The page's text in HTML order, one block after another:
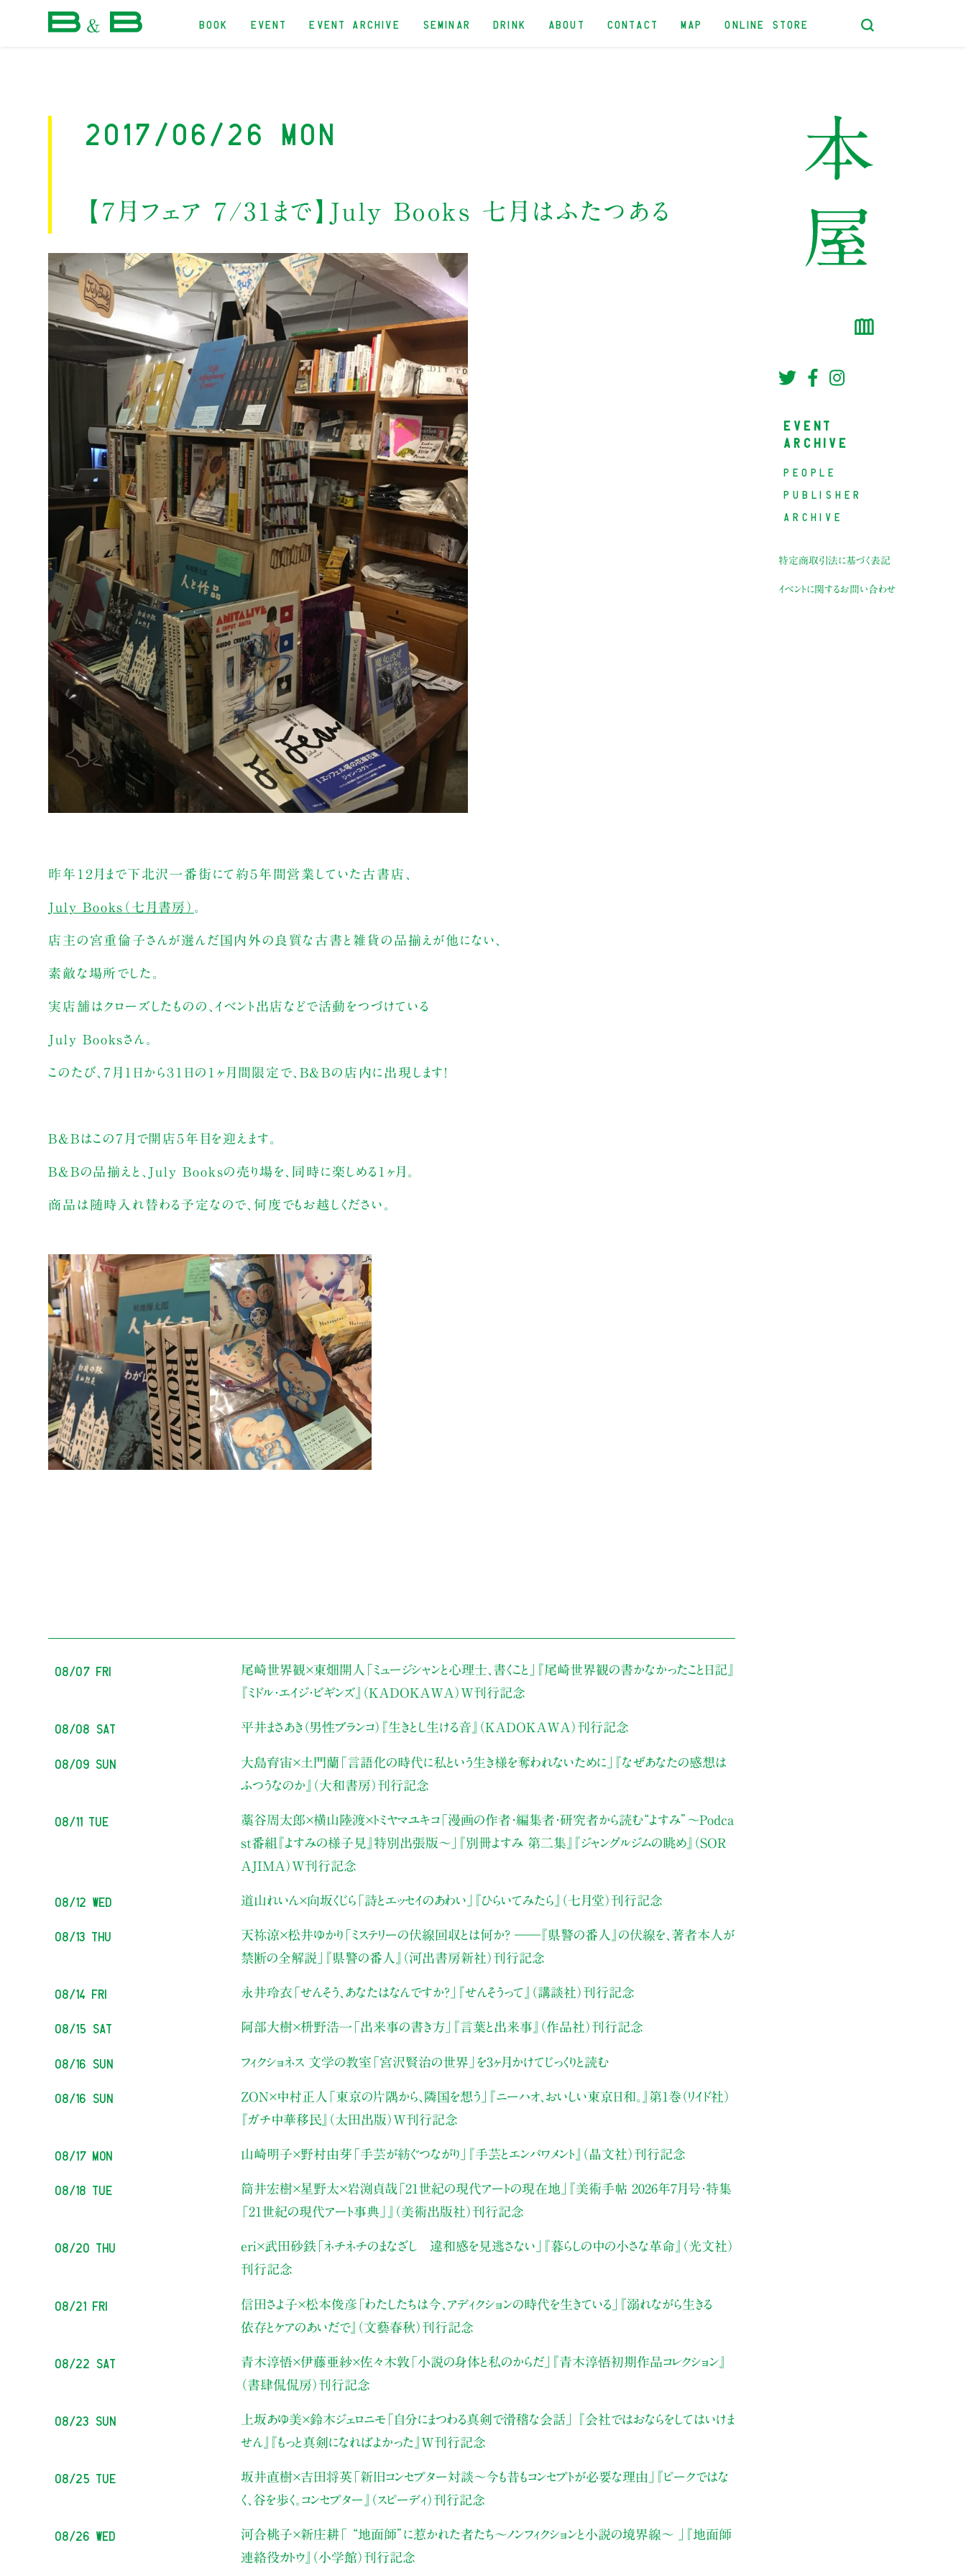
BOOK EVENT EVENT ARCHIVE SEMINAR DRINK ABOUT CONTACT MAP ONLINE STORE
2017/06/26 Mon
【７月フェア 7/31まで】July Books 七月はふたつある
昨年１２月まで下北沢一番街にて約５年間営業していた古書店、
July Books（七月書房） 。
店主の宮重倫子さんが選んだ国内外の良質な古書と雑貨の品揃えが他にない、
素敵な場所でした。
実店舗はクローズしたものの、イベント出店などで活動をつづけている
July Booksさん。
このたび、７月１日から３１日の１ヶ月間限定で、B&Bの店内に出現します！
B&Bはこの７月で開店５年目を迎えます。
B&Bの品揃えと、July Booksの売り場を、同時に楽しめる１ヶ月。
商品は随時入れ替わる予定なので、何度でもお越しください。
08/07 Fri 尾崎世界観×東畑開人 「ミュージシャンと心理士、書くこと」
『尾崎世界観の書かなかったこと日記』
『ミドル・エイジ・ビギンズ』（KADOKAWA）W刊行記念
08/08 Sat 平井まさあき（男性ブランコ） 『生きとし生ける音』（KADOKAWA）刊行記念
08/09 Sun 大島育宙×土門蘭 「言語化の時代に私という生き様を奪われないために」
『なぜあなたの感想は
ふつうなのか』（大和書房）刊行記念
08/11 Tue 藁谷周太郎×横山陸渡×トミヤマユキコ「漫画の作者・編集者・研究者から読む“よすみ” 〜Podca
st番組『よすみの様子見』特別出張版〜」
『別冊よすみ 第二集』『ジャングルジムの眺め』（SOR
AJIMA）W刊行記念
08/12 Wed 道山れいん×向坂くじら 「詩とエッセイのあわい」 『ひらいてみたら』（七月堂）刊行記念
08/13 Thu 天祢涼×松井ゆかり 「ミステリーの伏線回収とは何か？ ――『県警の番人』の伏線を、著者本人が
禁断の全解説」
『県警の番人』（河出書房新社）刊行記念
08/14 Fri 永井玲衣 「せんそう、あなたはなんですか？」 『せんそうって』（講談社）刊行記念
08/15 Sat 阿部大樹×枡野浩一 「出来事の書き方」 『言葉と出来事』（作品社）刊行記念
08/16 Sun フィクショネス 文学の教室 「宮沢賢治の世界」を3ヶ月かけてじっくりと読む
08/16 Sun ZON×中村正人 「東京の片隅から、隣国を想う」
『ニーハオ、おいしい東京日和。』第1巻（リイド社）
『ガチ中華移民』（太田出版）W刊行記念
08/17 Mon 山崎明子×野村由芽 「手芸が紡ぐつながり」 『手芸とエンパワメント』（晶文社）刊行記念
08/18 Tue 筒井宏樹×星野太×岩渕貞哉 「21世紀の現代アートの現在地」 『美術手帖 2026年7月号・特集
「21世紀の現代アート事典」』（美術出版社）刊行記念
08/20 Thu eri×武田砂鉄「ネチネチのまなざし 違和感を見逃さない」
『暮らしの中の小さな革命』（光文社）
刊行記念
08/21 Fri 信田さよ子×松本俊彦 「わたしたちは今、アディクションの時代を生きている」
『溺れながら生きる
依存とケアのあいだで』（文藝春秋）刊行記念
08/22 Sat 青木淳悟×伊藤亜紗×佐々木敦 「小説の身体と私のからだ」
『青木淳悟初期作品コレクション』
（書肆侃侃房）刊行記念
08/23 Sun 上坂あゆ美×鈴木ジェロニモ 「自分にまつわる真剣で滑稽な会話」
『会社ではおならをしてはいけま
せん』『もっと真剣になればよかった』W刊行記念
08/25 Tue 坂井直樹×吉田将英「新旧コンセプター対談～今も昔もコンセプトが必要な理由」
『ピークではな
く、谷を歩く。コンセプター』（スピーディ）刊行記念
08/26 Wed 河合桃子×新庄耕「 “地面師”に惹かれた者たち〜ノンフィクションと小説の境界線〜 」
『地面師
連絡役カトウ』（小学館）刊行記念
EVENT
ARCHIVE
PEOPLE
PUBLISHER
ARCHIVE
特定商取引法に基づく表記
イベントに関するお問い合わせ